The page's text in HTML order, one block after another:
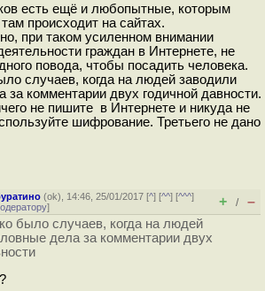
есть ещё и любопытные, которым
происходит на сайтах.
при таком усиленном внимании
граждан в Интернете, не
повода, чтобы посадить человека.
случаев, когда на людей заводили
за комментарии двух годичной давности.
не пишите в Интернете и никуда не
шифрование. Третьего не дано
(ok), 14:46, 25/01/2017 [^] [^^] [^^^]
] + / –
было случаев, когда на людей
дела за комментарии двух